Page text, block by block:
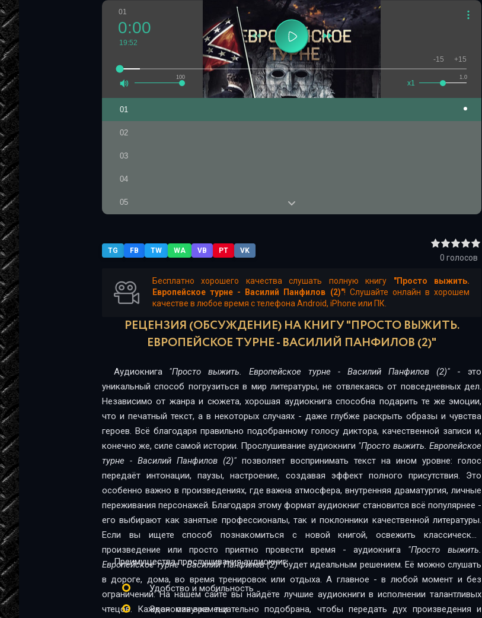
01
100
0:00
19:52
1.0
x1
-15 +15
01
02
03
04
05
09
13
15
16
17
18
20
22
TG FB TW WA VB PT VK
0 голосов
Бесплатно хорошего качества слушать полную книгу "Просто выжить.
Европейское турне - Василий Панфилов (2)"! Слушайте онлайн в хорошем
качестве в любое время с телефона Android, iPhone или ПК.
РЕЦЕНЗИЯ (ОБСУЖДЕНИЕ) НА КНИГУ "ПРОСТО ВЫЖИТЬ.
ЕВРОПЕЙСКОЕ ТУРНЕ - ВАСИЛИЙ ПАНФИЛОВ (2)"
Аудиокнига "Просто выжить. Европейское турне - Василий Панфилов (2)"- это
уникальный способ погрузиться в мир литературы, не отвлекаясь от повседневных дел.
Независимо от жанра и сюжета, хорошая аудиокнига способна подарить те же эмоции,
что и печатный текст, а в некоторых случаях - даже глубже раскрыть образы и чувства
героев. Всё благодаря правильно подобранному голосу диктора, качественной записи и,
конечно же, силе самой истории. Прослушивание аудиокниги "Просто выжить. Европейское
турне - Василий Панфилов (2)" позволяет воспринимать текст на ином уровне: голос
передаёт интонации, паузы, настроение, создавая эффект полного присутствия. Это
особенно важно в произведениях, где важна атмосфера, внутренняя драматургия, личные
переживания персонажей. Благодаря этому формат аудиокниг становится всё популярнее -
его выбирают как занятые профессионалы, так и поклонники качественной литературы.
Если вы ищете способ познакомиться с новой книгой, освежить классическое
произведение или просто приятно провести время - аудиокнига "Просто выжить.
Европейское турне - Василий Панфилов (2)"будет идеальным решением. Её можно слушать
в дороге, дома, во время тренировок или отдыха. А главное - в любой момент и без
ограничений. На нашем сайте вы найдёте лучшие аудиокниги в исполнении талантливых
чтецов. Каждая озвучка тщательно подобрана, чтобы передать дух произведения и
Преимущества прослушивания аудиокниг:
Удобство и мобильность
Экономия времени